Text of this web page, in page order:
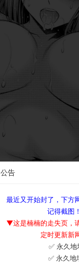
公告
最近又开始封了，下方
记得截图
▼这是楠楠的走失页，
定时更新新
✅ 永久地
✅ 永久地